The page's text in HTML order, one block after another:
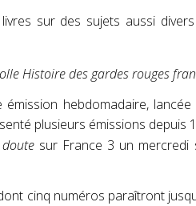
sur des sujets aussi
Histoire des gardes rouges
hebdomadaire,
plusieurs émissions depuis
doutesur France 3 un mercredi
cinq numéros paraîtront